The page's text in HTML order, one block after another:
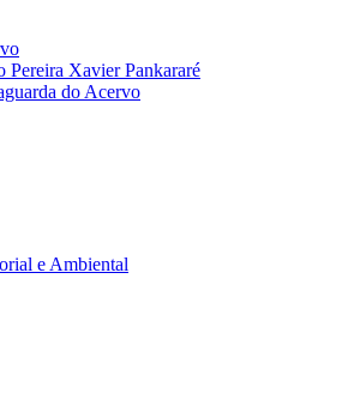
Pereira Xavier Pankararé
do Acervo
e Ambiental